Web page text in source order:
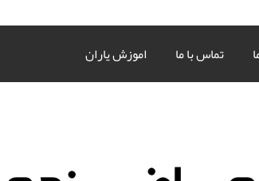
تماس با ما اموزش یاران